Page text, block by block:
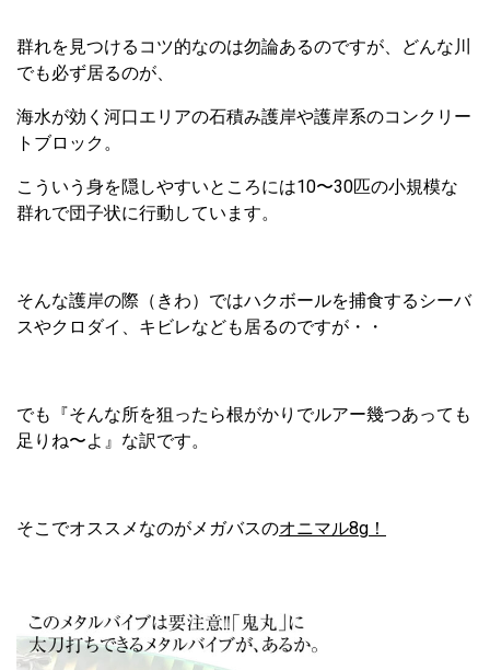
群れを見つけるコツ的なのは勿論あるのですが、どんな川
でも必ず居るのが、
海水が効く河口エリアの石積み護岸や護岸系のコンクリー
トブロック。
こういう身を隠しやすいところには10〜30匹の小規模な
群れで団子状に行動しています。
そんな護岸の際（きわ）ではハクボールを捕食するシーバ
スやクロダイ、キビレなども居るのですが・・
でも『そんな所を狙ったら根がかりでルアー幾つあっても
足りね〜よ』な訳です。
そこでオススメなのがメガバスのオニマル8g！